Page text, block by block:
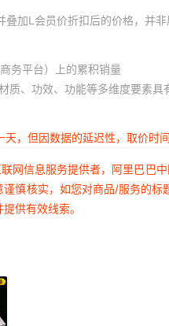
加L会员价折扣后的价格，并非
务平台）上的累积销量
质、功效、功能等多维度要素
，但因数据的延迟性，取价
网信息服务提供者，阿里巴巴
慎核实，如您对商品/服务的
供有效线索。